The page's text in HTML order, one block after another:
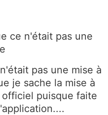
ce n'était pas une
pas une mise à
je sache la mise à
puisque faite